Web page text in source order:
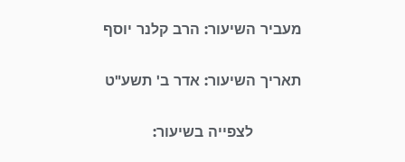
מעביר השיעור: הרב קלנר יוסף
תאריך השיעור: אדר ב' תשע"ט
לצפייה בשיעור: